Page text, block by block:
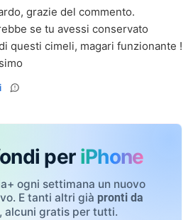
grazie del commento.
se tu avessi conservato
questi cimeli, magari funzionante !
per iPhone
ogni settimana un nuovo
E tanti altri già pronti da
alcuni gratis per tutti.